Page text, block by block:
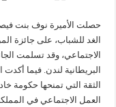
حصلت الأميرة نوف بنت
الاجتماعي، وقد تسلمت
البريطانية لندن. فيما
الثقة التي تمنحها حكومة
العمل الاجتماعي في